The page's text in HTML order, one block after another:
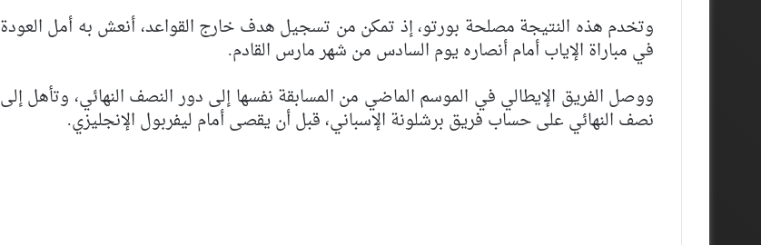
وتخدم هذه النتيجة مصلحة بورتو، إذ تمكن من تسجيل هدف خارج القواعد، أنعش به أمل العودة
في مباراة الإياب أمام أنصاره يوم السادس من شهر مارس القادم.
ووصل الفريق الإيطالي في الموسم الماضي من المسابقة نفسها إلى دور النصف النهائي، وتأهل إلى
نصف النهائي على حساب فريق برشلونة الإسباني، قبل أن يقصى أمام ليفربول الإنجليزي.